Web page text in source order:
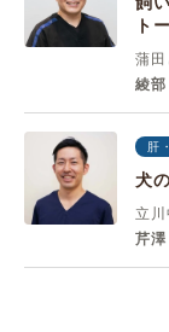
ト
蒲田
綾部
肝
犬
立
芹澤